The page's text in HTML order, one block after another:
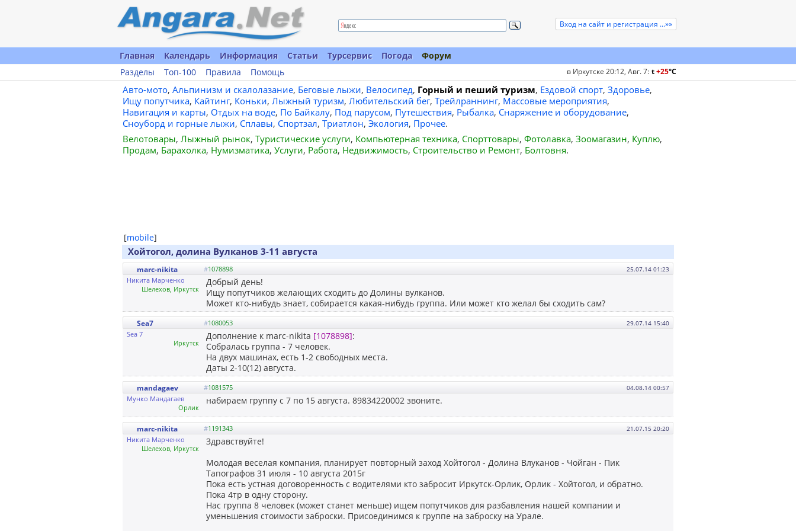
Вход на сайт и регистрация ...»»
Главная Календарь Информация Статьи Турсервис Погода
Форум
Разделы
Топ-100 Правила Помощь в Иркутске 20:12, Авг. 7: t+25°C
Авто-мото, Альпинизм и скалолазание, Беговые лыжи, Велосипед, Горный и пеший туризм, Ездовой спорт, Здоровье,
Ищу попутчика, Кайтинг, Коньки, Лыжный туризм, Любительский бег, Трейлраннинг, Массовые мероприятия,
Навигация и карты, Отдых на воде, По Байкалу, Под парусом, Путешествия, Рыбалка, Снаряжение и оборудование,
Сноуборд и горные лыжи, Сплавы, Спортзал, Триатлон, Экология, Прочее.
Велотовары, Лыжный рынок, Туристические услуги, Компьютерная техника, Спорттовары, Фотолавка, Зоомагазин, Куплю,
Продам, Барахолка, Нумизматика, Услуги, Работа, Недвижимость, Строительство и Ремонт, Болтовня.
[mobile]
Хойтогол, долина Вулканов 3-11 августа
25.07.14 01:23
marc-nikita #1078898
Никита Марченко
Шелехов, Иркутск
Добрый день!
Ищу попутчиков желающих сходить до Долины вулканов.
Может кто-нибудь знает, собирается какая-нибудь группа. Или может кто желал бы сходить сам?
29.07.14 15:40
Sea7 #1080053
Sea 7
Иркутск
Дополнение к marc-nikita [1078898]:
Собралась группа - 7 человек.
На двух машинах, есть 1-2 свободных места.
Даты 2-10(12) августа.
04.08.14 00:57
mandagaev #1081575
Мунко Мандагаев
Орлик
набираем группу с 7 по 15 августа. 89834220002 звоните.
21.07.15 20:20
marc-nikita #1191343
Никита Марченко
Шелехов, Иркутск
Здравствуйте!
Молодая веселая компания, планирует повторный заход Хойтогол - Долина Влуканов - Чойган - Пик
Тапографов 31 июля - 10 августа 2015г
Пока есть устная договоренность с водителями кто забросит Иркутск-Орлик, Орлик - Хойтогол, и обратно.
Пока 4тр в одну сторону.
Нас группа 8 человек (может станет меньше) ищем попутчиков для разбавления нашей компании и
уменьшения стоимости заброски. Присоединимся к группе на заброску на Урале.